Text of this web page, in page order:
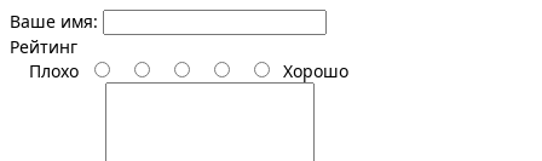
Ваше имя:
Рейтинг
Плохо
Хорошо